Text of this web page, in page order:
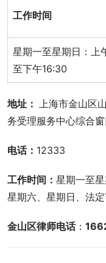
工作时间
星期一至星期日：上
至下午16:30
地址： 上海市金山区
务受理服务中心综合窗
电话： 12333
工作时间： 星期一至
星期六、星期日、法
金山区律师电话：